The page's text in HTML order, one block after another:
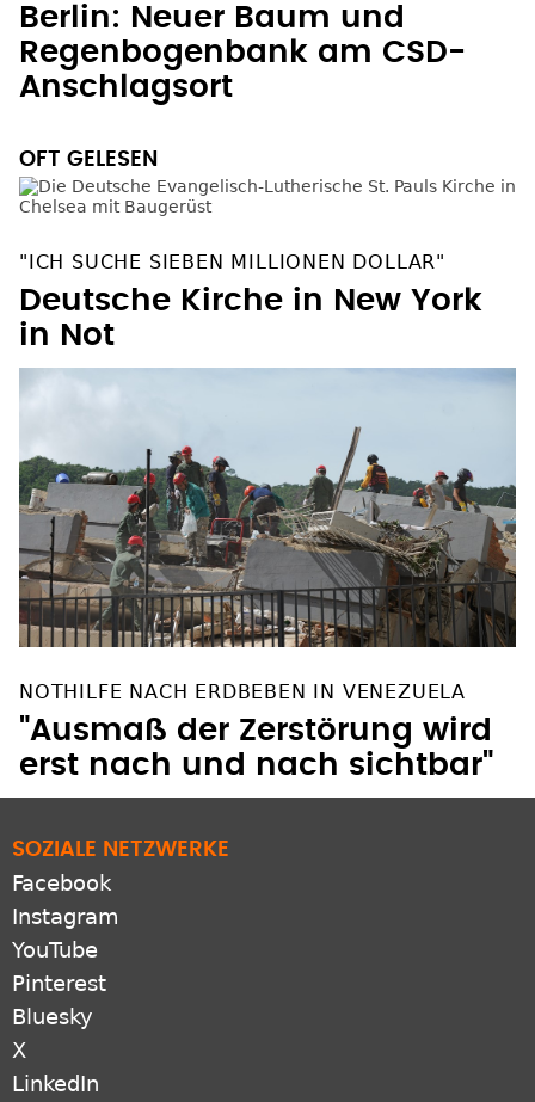
Berlin: Neuer Baum und
Regenbogenbank am CSD-
Anschlagsort
OFT GELESEN
"ICH SUCHE SIEBEN MILLIONEN DOLLAR"
Deutsche Kirche in New York
in Not
NOTHILFE NACH ERDBEBEN IN VENEZUELA
"Ausmaß der Zerstörung wird
erst nach und nach sichtbar"
SOZIALE NETZWERKE
Facebook
Instagram
YouTube
Pinterest
Bluesky
X
LinkedIn